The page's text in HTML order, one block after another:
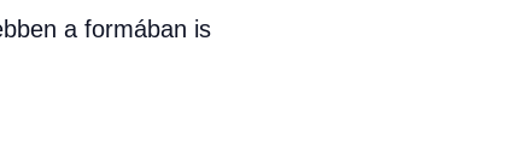
a formában is